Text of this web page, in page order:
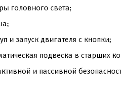
головного света;
и запуск двигателя с кнопки;
подвеска в старших
и пассивной